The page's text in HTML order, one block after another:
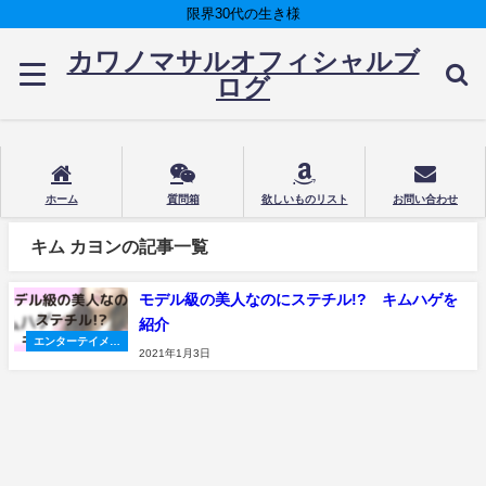
限界30代の生き様
カワノマサルオフィシャルブ
ログ
ホーム 質問箱 欲しいものリスト お問い合わせ
キム カヨンの記事一覧
エンターテイメン
モデル級の美人なのにステチル!? キムハゲを
紹介
2021年1月3日